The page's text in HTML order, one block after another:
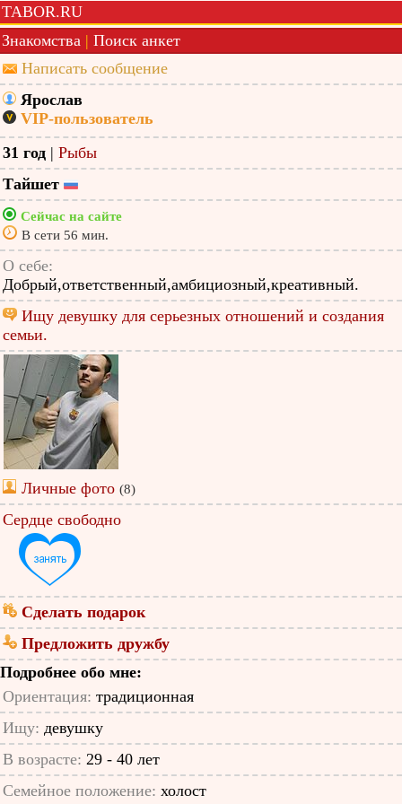
TABOR.RU
Знакомства | Поиск анкет
Написать сообщение
Ярослав
VIP-пользователь
31 год | Рыбы
Тайшет
Сейчас на сайте
В сети 56 мин.
О себе:
Добрый,ответственный,амбициозный,креативный.
Ищу девушку для серьезных отношений и создания
семьи.
Личные фото (8)
Сердце свободно
Сделать подарок
Предложить дружбу
Подробнее обо мне:
Ориентация: традиционная
Ищу: девушку
В возрасте: 29 - 40 лет
Семейное положение: холост